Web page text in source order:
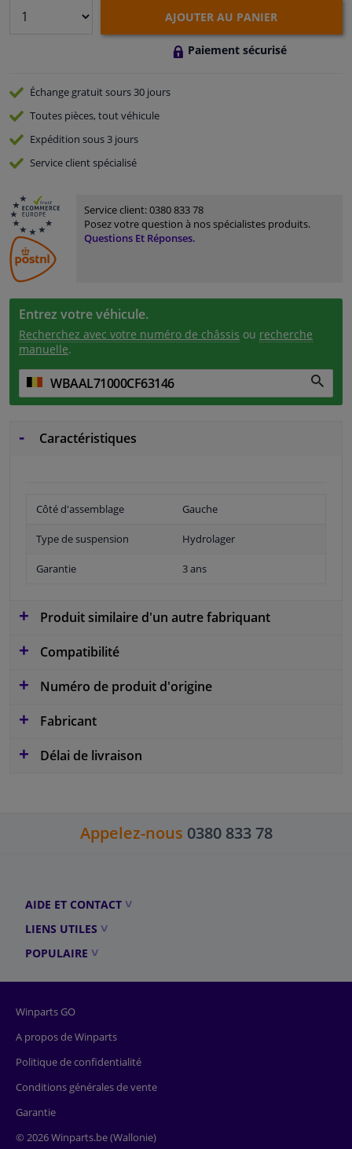
Capteurs & électronique
AJOUTER AU PANIER
Paiement sécurisé
Échange gratuitsours 30 jours
Toutes pièces, tout véhicule
Expédition sous 3 jours
Serviceclient spécialisé
Service client:0380 833 78
Posez votre question à nos spécialistes produits.
Questions Et Réponses.
Entrez votre véhicule.
Recherchez avec votre numéro de châssis ou recherche
manuelle.
Caractéristiques
Côté d'assemblage Gauche
Type de suspension Hydrolager
Garantie 3 ans
Produit similaire d'un autre fabriquant
Compatibilité
Numéro de produit d'origine
Fabricant
Délai de livraison
Appelez-nous 0380 833 78
AIDE ET CONTACT
LIENS UTILES
POPULAIRE
Winparts GO
A propos de Winparts
Politique de confidentialité
Conditions générales de vente
Garantie
© 2026 Winparts.be (Wallonie)